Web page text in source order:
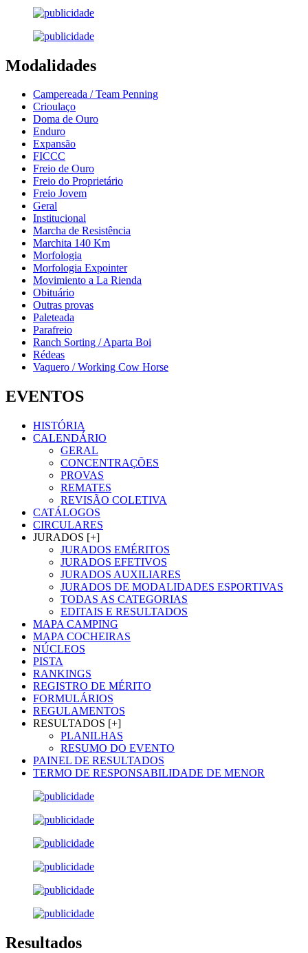
Modalidades
Campereada / Team Penning
Crioulaço
Doma de Ouro
Enduro
Expansão
FICCC
Freio de Ouro
Freio do Proprietário
Freio Jovem
Geral
Institucional
Marcha de Resistência
Marchita 140 Km
Morfologia
Morfologia Expointer
Movimiento a La Rienda
Obituário
Outras provas
Paleteada
Parafreio
Ranch Sorting / Aparta Boi
Rédeas
Vaquero / Working Cow Horse
EVENTOS
HISTÓRIA
CALENDÁRIO
GERAL
CONCENTRAÇÕES
PROVAS
REMATES
REVISÃO COLETIVA
CATÁLOGOS
CIRCULARES
JURADOS [+]
JURADOS EMÉRITOS
JURADOS EFETIVOS
JURADOS AUXILIARES
JURADOS DE MODALIDADES ESPORTIVAS
TODAS AS CATEGORIAS
EDITAIS E RESULTADOS
MAPA CAMPING
MAPA COCHEIRAS
NÚCLEOS
PISTA
RANKINGS
REGISTRO DE MÉRITO
FORMULÁRIOS
REGULAMENTOS
RESULTADOS [+]
PLANILHAS
RESUMO DO EVENTO
PAINEL DE RESULTADOS
TERMO DE RESPONSABILIDADE DE MENOR
Resultados